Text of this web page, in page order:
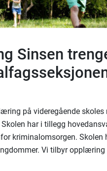
Sinsen
på videregående skoles
har i tillegg
kriminalomsorgen. Skolen
Vi tilbyr opplæring